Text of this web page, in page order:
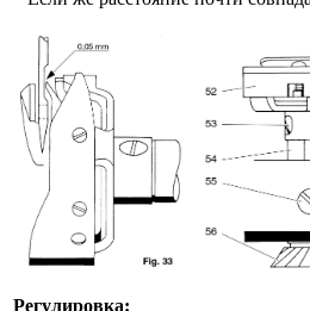
Регулировка: